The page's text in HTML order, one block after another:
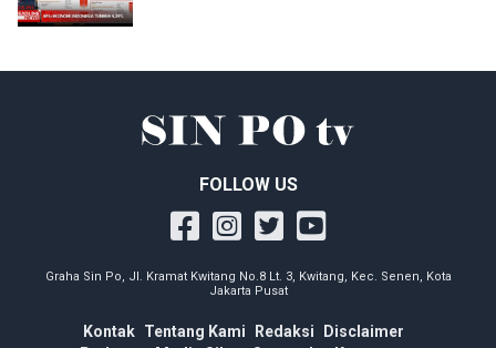
FOLLOW US
Graha Sin Po, Jl. Kramat Kwitang No.8 Lt. 3, Kwitang, Kec. Senen, Kota
Jakarta Pusat
Kontak Tentang Kami Redaksi
Disclaimer